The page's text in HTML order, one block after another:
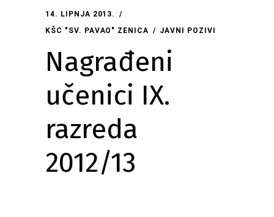
14. LIPNJA 2013.
KŠC "SV. PAVAO" ZENICA
JAVNI POZIVI
Nagrađeni
učenici IX.
razreda
2012/13